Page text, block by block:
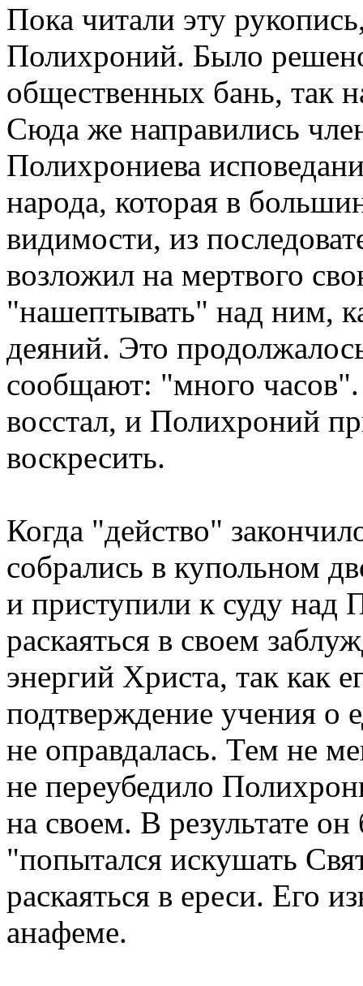
Пока читали эту
Полихроний. Было
общественных бань, так
Сюда же направились
Полихрониева
народа, которая в
видимости, из
возложил на мертвого
"нашептывать" над ним,
деяний. Это
сообщают: "много
восстал, и Полихроний
воскресить.
Когда "действо"
собрались в купольном
и приступили к суду
раскаяться в своем
энергий Христа, так как
подтверждение учения о
не оправдалась. Тем не
не переубедило
на своем. В результате
"попытался искушать
раскаяться в ереси. Его
анафеме.